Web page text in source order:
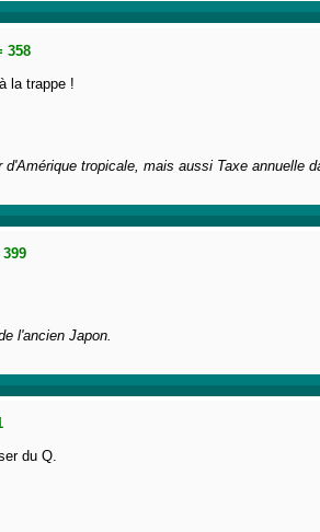
358
la trappe !
tropicale, mais aussi Taxe annuelle
l'ancien Japon.
du Q.